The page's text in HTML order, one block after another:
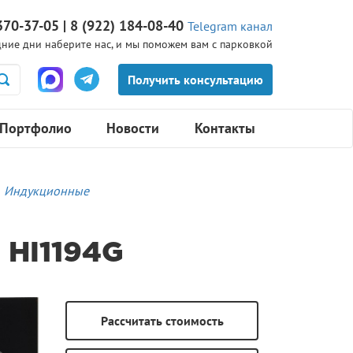
37-05 | 8 (922) 184-08-40 Telegram канал
дни наберите нас, и мы поможем вам с парковкой
Портфолио Новости Контакты
Индукционные